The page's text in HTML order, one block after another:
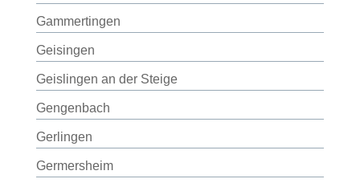
Gammertingen
Geisingen
Geislingen an der Steige
Gengenbach
Gerlingen
Germersheim